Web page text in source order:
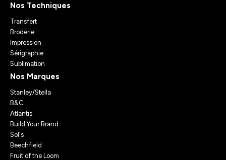
Nos Techniques
Transfert
Broderie
Impression
Sérigraphie
Sublimation
Nos Marques
Stanley/Stella
B&C
Atlantis
Build Your Brand
Sol's
Beechfield
Fruit of the Loom